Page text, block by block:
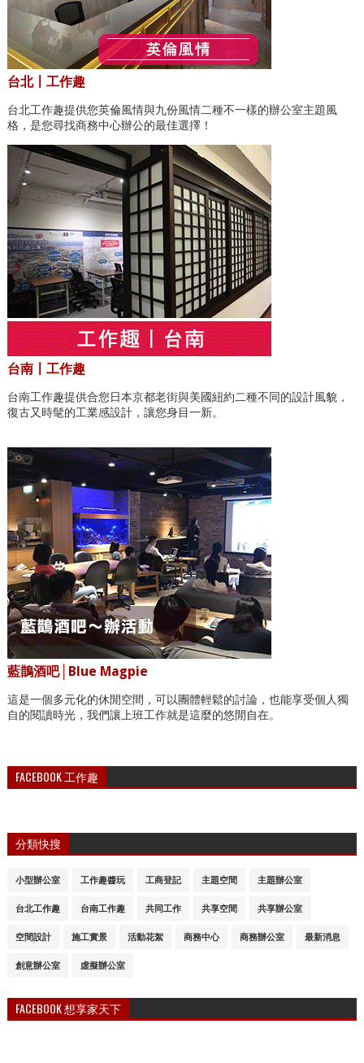
台北〡工作趣
台北工作趣提供您英倫風情與九份風情二種不一樣的辦公室主題風
格，是您尋找商務中心辦公的最佳選擇！
台南〡工作趣
台南工作趣提供合您日本京都老街與美國紐約二種不同的設計風貌，
復古又時髦的工業感設計，讓您身目一新。
藍鵲酒吧│Blue Magpie
這是一個多元化的休閒空間，可以團體輕鬆的討論，也能享受個人獨
自的閱讀時光，我們讓上班工作就是這麼的悠閒自在。
FACEBOOK 工作趣
分類快搜
小型辦公室 工作趣醬玩 工商登記 主題空間 主題辦公室
台北工作趣 台南工作趣 共同工作 共享空間 共享辦公室
空間設計 施工實景 活動花絮 商務中心 商務辦公室 最新消息
創意辦公室 虛擬辦公室
FACEBOOK 想享家天下